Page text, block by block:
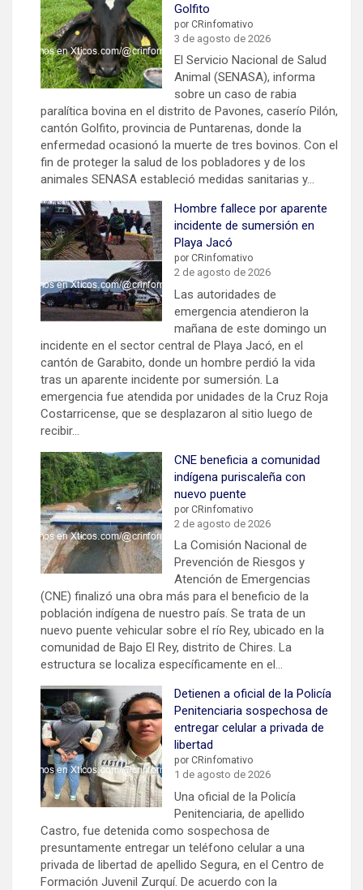
Golfito
por CRinfomativo
3 de agosto de 2026
El Servicio Nacional de Salud
Animal (SENASA), informa
sobre un caso de rabia
paralítica bovina en el distrito de Pavones, caserío Pilón,
cantón Golfito, provincia de Puntarenas, donde la
enfermedad ocasionó la muerte de tres bovinos. Con el
fin de proteger la salud de los pobladores y de los
animales SENASA estableció medidas sanitarias y…
Hombre fallece por aparente
incidente de sumersión en
Playa Jacó
por CRinfomativo
2 de agosto de 2026
Las autoridades de
emergencia atendieron la
mañana de este domingo un
incidente en el sector central de Playa Jacó, en el
cantón de Garabito, donde un hombre perdió la vida
tras un aparente incidente por sumersión. La
emergencia fue atendida por unidades de la Cruz Roja
Costarricense, que se desplazaron al sitio luego de
recibir…
CNE beneficia a comunidad
indígena puriscaleña con
nuevo puente
por CRinfomativo
2 de agosto de 2026
La Comisión Nacional de
Prevención de Riesgos y
Atención de Emergencias
(CNE) finalizó una obra más para el beneficio de la
población indígena de nuestro país. Se trata de un
nuevo puente vehicular sobre el río Rey, ubicado en la
comunidad de Bajo El Rey, distrito de Chires. La
estructura se localiza específicamente en el…
Detienen a oficial de la Policía
Penitenciaria sospechosa de
entregar celular a privada de
libertad
por CRinfomativo
1 de agosto de 2026
Una oficial de la Policía
Penitenciaria, de apellido
Castro, fue detenida como sospechosa de
presuntamente entregar un teléfono celular a una
privada de libertad de apellido Segura, en el Centro de
Formación Juvenil Zurquí. De acuerdo con la